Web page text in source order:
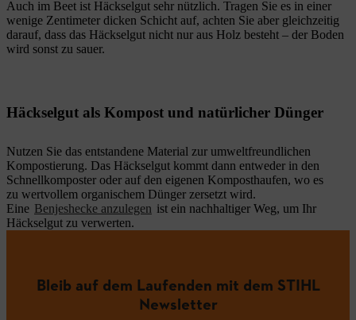
Auch im Beet ist Häckselgut sehr nützlich. Tragen Sie es in einer
wenige Zentimeter dicken Schicht auf, achten Sie aber gleichzeitig
darauf, dass das Häckselgut nicht nur aus Holz besteht – der Boden
wird sonst zu sauer.
Häckselgut als Kompost und natürlicher Dünger
Nutzen Sie das entstandene Material zur umweltfreundlichen
Kompostierung. Das Häckselgut kommt dann entweder in den
Schnellkomposter oder auf den eigenen Komposthaufen, wo es
zu wertvollem organischem Dünger zersetzt wird.
Eine Benjeshecke anzulegen ist ein nachhaltiger Weg, um Ihr
Häckselgut zu verwerten.
Bleib auf dem Laufenden mit dem STIHL
Newsletter